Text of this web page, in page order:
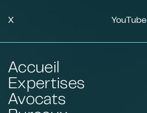
X YouTube
Accueil
Expertises
Avocats